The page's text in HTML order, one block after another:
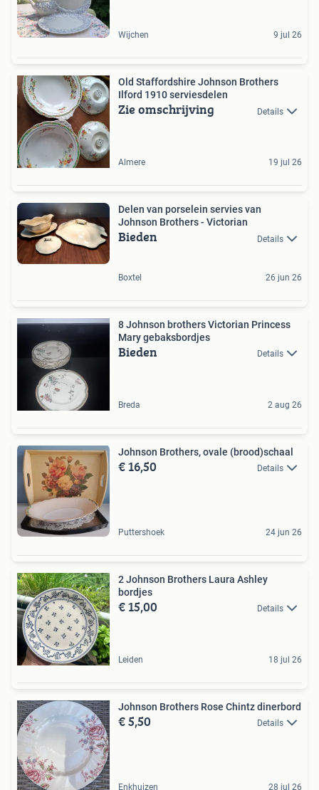
Wijchen 9 jul 26
Old Staffordshire Johnson Brothers
Ilford 1910 serviesdelen
Zie omschrijving Details
Almere 19 jul 26
Delen van porselein servies van
Johnson Brothers - Victorian
Bieden Details
Boxtel 26 jun 26
8 Johnson brothers Victorian Princess
Mary gebaksbordjes
Bieden Details
Breda 2 aug 26
Johnson Brothers, ovale (brood)schaal
€ 16,50 Details
Puttershoek 24 jun 26
2 Johnson Brothers Laura Ashley
bordjes
€ 15,00 Details
Leiden 18 jul 26
Johnson Brothers Rose Chintz dinerbord
€ 5,50 Details
Enkhuizen 28 jul 26